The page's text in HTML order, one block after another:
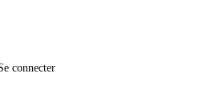
connecter